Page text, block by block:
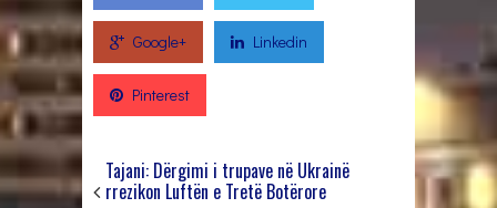
Google+ Linkedin
Pinterest
Tajani: Dërgimi i trupave në Ukrainë
rrezikon Luftën e Tretë Botërore